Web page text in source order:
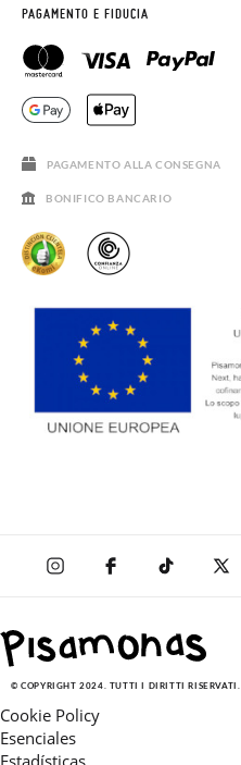
CLUB PISAMONAS
BLOG & NEWS
AVVISO LEGALE, PRIVACY E COOKIES
GUIDA ALLE TAGLIE
RICHIEDERE RESO
CONTATTO
ORARIO PISAMONAS
DOMANDE FREQUENTI
PAGAMENTO E FIDUCIA
PAGAMENTO ALLA CONSEGNA
BONIFICO BANCARIO
© COPYRIGHT 2024. TUTTI I DIRITTI RISERVATI.
Cookie Policy
Esenciales